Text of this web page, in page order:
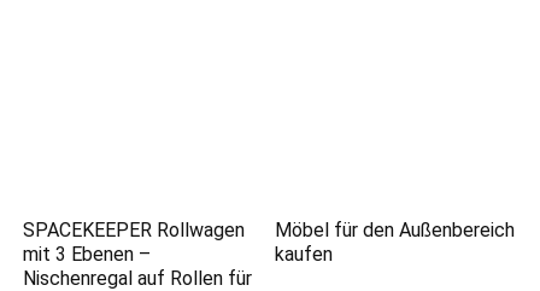
SPACEKEEPER Rollwagen
mit 3 Ebenen –
Nischenregal auf Rollen für
Möbel für den Außenbereich
kaufen